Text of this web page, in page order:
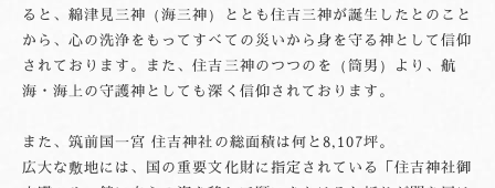
ると、綿津見三神（海三神）ととも住吉三神が誕生したとのこと
から、心の洗浄をもってすべての災いから身を守る神として信仰
されております。また、住吉三神のつつのを（筒男）より、航
海・海上の守護神としても深く信仰されております。
また、筑前国一宮 住吉神社の総面積は何と8,107坪。
広大な敷地には、国の重要文化財に指定されている「住吉神社御